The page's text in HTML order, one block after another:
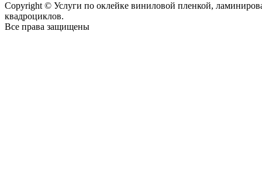
Copyright © Услуги по оклейке виниловой пленкой,
квадроциклов.
Все права защищены